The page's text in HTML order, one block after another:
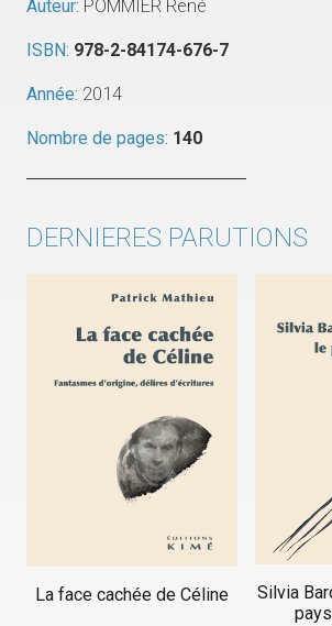
Auteur: POMMIER René
ISBN: 978-2-84174-676-7
Année: 2014
Nombre de pages: 140
DERNIERES PARUTIONS
La face cachée de Céline
Silvia